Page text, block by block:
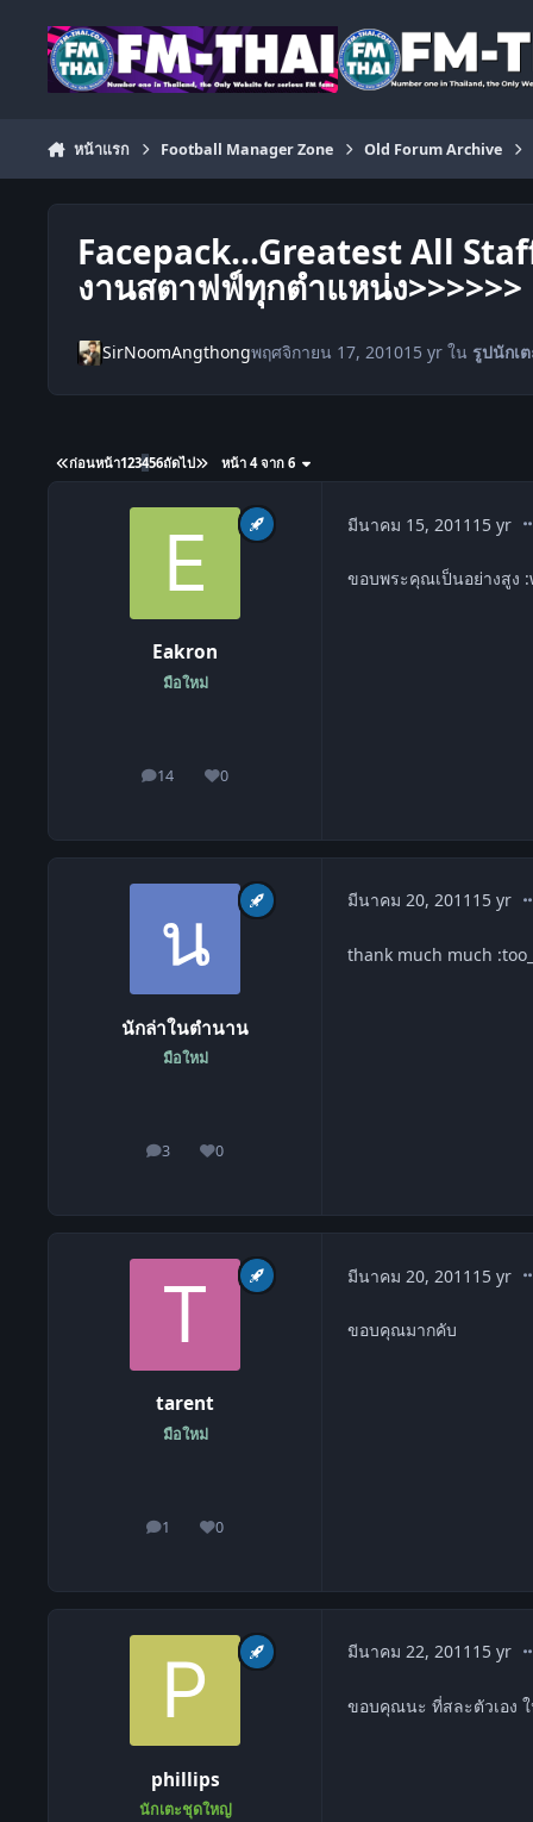
หน้าแรก Football Manager Zone Old Forum Archive
Facepack...Greatest All
งานสตาฟฟ์ทุกตำแหน่ง>>>>>>
SirNoomAngthongพฤศจิกายน 17, 201015 yrใน รูปนักเ
ก่อนหน้า123456ถัดไป หน้า 4 จาก 6
Eakron
มือใหม่
14
โพสต์ 0
ชื่อเสียง
มีนาคม 15, 2011 15 yr
ขอบพระคุณเป็นอย่างสูง
นักล่าในตำนาน
มือใหม่
3
โพสต์ 0
ชื่อเสียง
มีนาคม 20, 2011 15 yr
thank much much
tarent
มือใหม่
1
โพสต์ 0
ชื่อเสียง
มีนาคม 20, 2011 15 yr
ขอบคุณมากคับ
phillips
นักเตะชุดใหญ่
มีนาคม 22, 2011 15 yr
ขอบคุณนะ ที่สละตัวเอง